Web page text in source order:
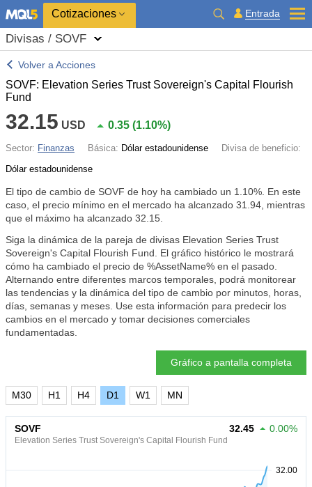
Cotizaciones Entrada
Divisas / SOVF
Volver a Acciones
SOVF: Elevation Series Trust Sovereign's Capital Flourish
Fund
32.15 USD 0.35 (1.10%)
Sector: Finanzas Básica: Dólar estadounidense
Divisa de beneficio:
Dólar estadounidense
El tipo de cambio de SOVF de hoy ha cambiado un 1.10% . En este
caso, el precio mínimo en el mercado ha alcanzado 31.94, mientras
que el máximo ha alcanzado 32.15.
Siga la dinámica de la pareja de divisas Elevation Series Trust
Sovereign's Capital Flourish Fund. El gráfico histórico le mostrará
cómo ha cambiado el precio de %AssetName% en el pasado.
Alternando entre diferentes marcos temporales, podrá monitorear
las tendencias y la dinámica del tipo de cambio por minutos, horas,
días, semanas y meses. Use esta información para predecir los
cambios en el mercado y tomar decisiones comerciales
fundamentadas.
Gráfico a pantalla completa
M30 H1 H4 D1 W1 MN
SOVF
Elevation Series Trust Sovereign's Capital Flourish Fund
32.45 0.00%